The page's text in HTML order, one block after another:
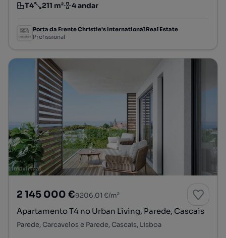
Tipologia
T4
Preço por metro quadrado
211 m²
Andar 4 andar
Porta da Frente Christie's International Real Estate
Profissional
2 145 000 €9206,01 €/m²
Apartamento T4 no Urban Living, Parede, Cascais
Parede, Carcavelos e Parede, Cascais, Lisboa